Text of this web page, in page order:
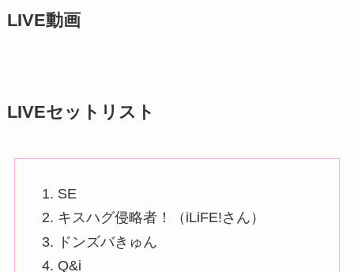
LIVE動画
LIVEセットリスト
SE
キスハグ侵略者！（iLiFE!さん）
ドンズバきゅん
Q&i